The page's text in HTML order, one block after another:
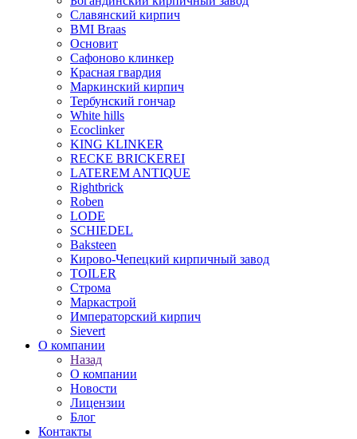
Славянский кирпич
BMI Braas
Основит
Сафоново клинкер
Красная гвардия
Маркинский кирпич
Тербунский гончар
White hills
Ecoclinker
KING KLINKER
RECKE BRICKEREI
LATEREM ANTIQUE
Rightbrick
Roben
LODE
SCHIEDEL
Baksteen
Кирово-Чепецкий кирпичный завод
TOILER
Строма
Маркастрой
Императорский кирпич
Sievert
О компании
Назад
О компании
Новости
Лицензии
Блог
Контакты